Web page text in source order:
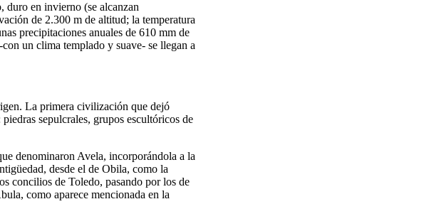
duro en invierno (se alcanzan
de 2.300 m de altitud; la temperatura
precipitaciones anuales de 610 mm de
un clima templado y suave- se llegan a
La primera civilización que dejó
sepulcrales, grupos escultóricos de
denominaron Avela, incorporándola a la
desde el de Obila, como la
concilios de Toledo, pasando por los de
como aparece mencionada en la